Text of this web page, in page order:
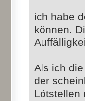
ich habe
können.
Als ich
der
Lötstellen